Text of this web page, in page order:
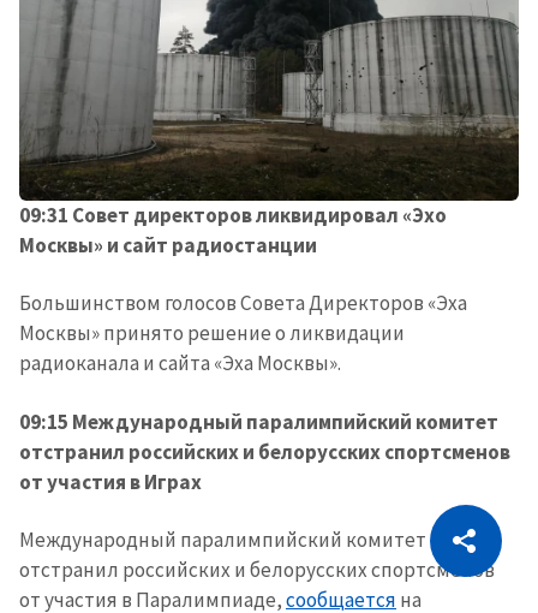
Скопировать ссылку
09:31 Совет директоров ликвидировал «Эхо
Москвы» и сайт радиостанции
Большинством голосов Совета Директоров «Эха
Москвы» принято решение о ликвидации
радиоканала и сайта «Эха Москвы».
09:15 Международный паралимпийский комитет
отстранил российских и белорусских спортсменов
от участия в Играх
Международный паралимпийский комитет
отстранил российских и белорусских спортсменов
от участия в Паралимпиаде,сообщается на
Citește articolul